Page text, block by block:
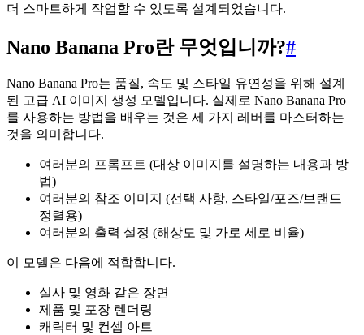
더 스마트하게 작업할 수 있도록 설계되었습니다.
Nano Banana Pro란 무엇입니까?#
Nano Banana Pro는 품질, 속도 및 스타일 유연성을 위해 설계
된 고급 AI 이미지 생성 모델입니다. 실제로 Nano Banana Pro
를 사용하는 방법을 배우는 것은 세 가지 레버를 마스터하는
것을 의미합니다.
여러분의 프롬프트 (대상 이미지를 설명하는 내용과 방
법)
여러분의 참조 이미지 (선택 사항, 스타일/포즈/브랜드
정렬용)
여러분의 출력 설정 (해상도 및 가로 세로 비율)
이 모델은 다음에 적합합니다.
실사 및 영화 같은 장면
제품 및 포장 렌더링
캐릭터 및 컨셉 아트